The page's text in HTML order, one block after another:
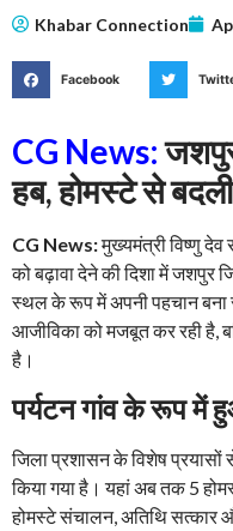
Khabar Connection
Facebook
CG News:
हब, होमस्टे से
CG News:मुख्यमंत्री विष्णु देव
को बढ़ावा देने की दिशा में जशपुर
स्थल के रूप में अपनी पहचान बना
आजीविका को मजबूत कर रही है,
है।
पर्यटन गांव के रूप में
जिला प्रशासन के विशेष प्रयासों
किया गया है। यहां अब तक 5
होमस्टे संचालन, अतिथि सत्कार